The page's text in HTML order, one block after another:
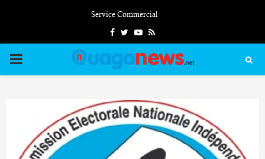
Service Commercial
FacebookTwitterYoutube
Rss
PRIMARY